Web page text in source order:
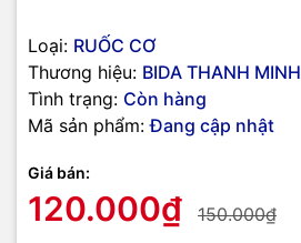
Loại: RUỐC CƠ
Thương hiệu: BIDA THANH MINH
Tình trạng: Còn hàng
Mã sản phẩm: Đang cập nhật
Giá bán:
120.000₫ 150.000₫